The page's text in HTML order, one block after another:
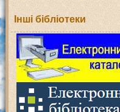
Інші бібліотеки